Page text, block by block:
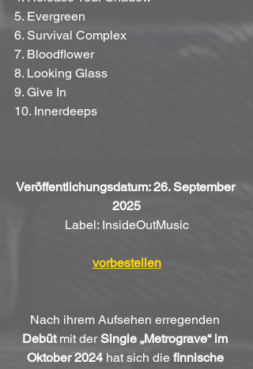
5. Evergreen
6. Survival Complex
7. Bloodflower
8. Looking Glass
9. Give In
10. Innerdeeps
Veröffentlichungsdatum: 26. September
2025
Label: InsideOutMusic
vorbestellen
Nach ihrem Aufsehen erregenden
Debüt mit der Single „Metrograve“ im
Oktober 2024 hat sich die finnische